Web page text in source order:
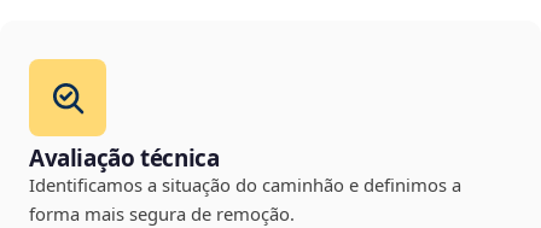
Avaliação técnica
Identificamos a situação do caminhão e definimos a
forma mais segura de remoção.